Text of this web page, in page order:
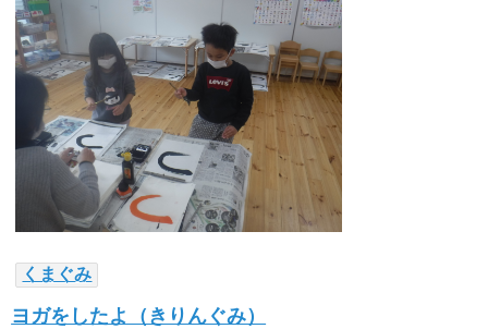
くまぐみ
ヨガをしたよ（きりんぐみ）